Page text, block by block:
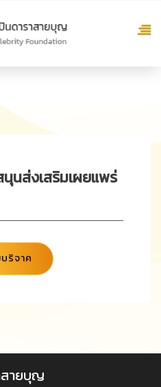
นส่งเสริมเผยแพร่
ริจาค
สายบุญ